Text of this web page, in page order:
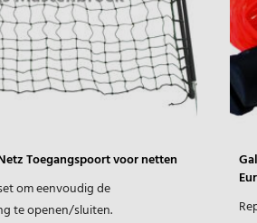
Toegangspoort voor netten
om eenvoudig de
te openen/sluiten.